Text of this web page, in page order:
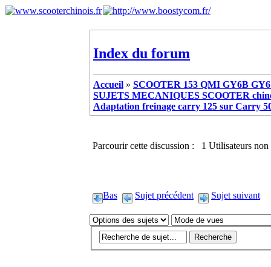
Index du forum
Accueil » SCOOTER 153 QMI GY6B
SUJETS MECANIQUES SCOOTER
Adaptation freinage carry 125 sur Carry
Parcourir cette discussion : 1 Utilisateurs non
Bas Sujet précédent Sujet suivant